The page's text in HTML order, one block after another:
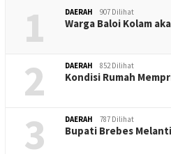
1 DAERAH 907 Dilihat
Warga Baloi Kolam
2 DAERAH 852 Dilihat
Kondisi Rumah
3 DAERAH 787 Dilihat
Bupati Brebes